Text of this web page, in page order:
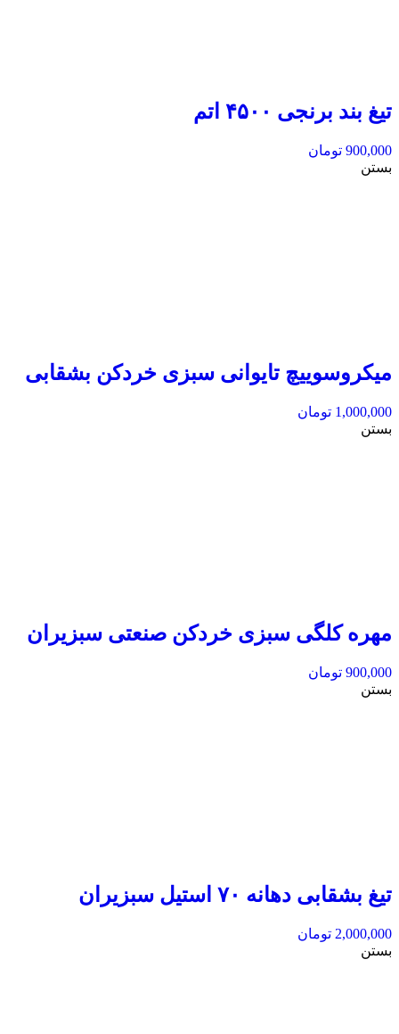
تیغ بند برنجی ۴۵۰۰ اتم
900,000 تومان
بستن
میکروسوییچ تایوانی سبزی خردکن بشقابی
1,000,000 تومان
بستن
مهره کلگی سبزی خردکن صنعتی سبزیران
900,000 تومان
بستن
تیغ بشقابی دهانه ۷۰ استیل سبزیران
2,000,000 تومان
بستن